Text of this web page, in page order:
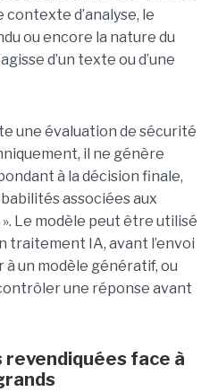
d’analyse, le
ou encore la nature du
d’un texte ou d’une
une évaluation de sécurité
il ne génère
à la décision finale,
associées aux
». Le modèle peut être utilisé
traitement IA, avant l’envoi
un modèle génératif, ou
une réponse avant
face à